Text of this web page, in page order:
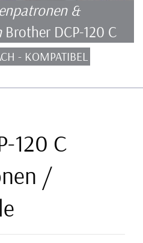
&
Brother DCP-120 C
- KOMPATIBEL
120 C
/